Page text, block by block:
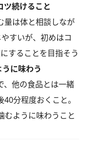
ツ続けること
量は体と相談しなが
すいが、初めはコ
することを目指そう
に味わう
、他の食品とは一緒
分程度おくこと。
むように味わうこと